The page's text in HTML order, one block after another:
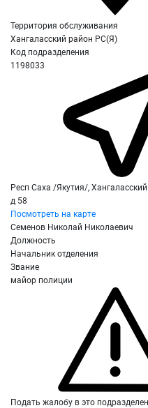
Территория обслуживания
Хангаласский район РС(Я)
Код подразделения
1198033
Респ Саха /Якутия/,
д 58
Посмотреть на карте
Семенов Николай Николаевич
Должность
Начальник отделения
Звание
майор полиции
Подать жалобу в это